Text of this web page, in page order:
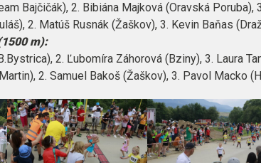
Bajčičák), 2. Bibiána Majková (Oravská
2. Matúš Rusnák (Žaškov), 3. Kevin Baňas
m):
2. Ľubomíra Záhorová (Bziny), 3. Laura
2. Samuel Bakoš (Žaškov), 3. Pavol Macko